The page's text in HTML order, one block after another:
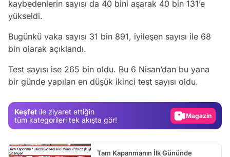
kaybedenlerin sayısı da 40 bini aşarak 40 bin 131’e
yükseldi.
Bugünkü vaka sayısı 31 bin 891, iyileşen sayısı ile 68
bin olarak açıklandı.
Test sayısı ise 265 bin oldu. Bu 6 Nisan’dan bu yana
bir günde yapılan en düşük ikinci test sayısı oldu.
Keşfet ile ziyaret ettiğin
tüm kategorileri tek akışta gör!
Magazin
Tam Kapanmanın İlk Gününde